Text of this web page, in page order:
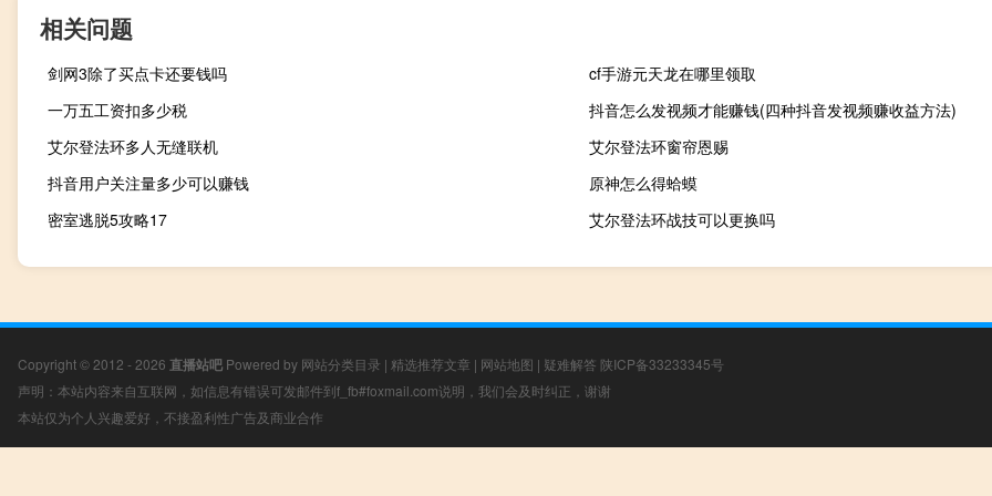
相关问题
剑网3除了买点卡还要钱吗
cf手游元天龙在哪里领取
一万五工资扣多少税
抖音怎么发视频才能赚钱(四种抖音发视频赚收益方法)
艾尔登法环多人无缝联机
艾尔登法环窗帘恩赐
抖音用户关注量多少可以赚钱
原神怎么得蛤蟆
密室逃脱5攻略17
艾尔登法环战技可以更换吗
Copyright © 2012 - 2026 直播站吧 Powered by 网站分类目录 | 精选推荐文章 | 网站地图 | 疑难解答 陕ICP备33233345号
声明：本站内容来自互联网，如信息有错误可发邮件到f_fb#foxmail.com说明，我们会及时纠正，谢谢
本站仅为个人兴趣爱好，不接盈利性广告及商业合作